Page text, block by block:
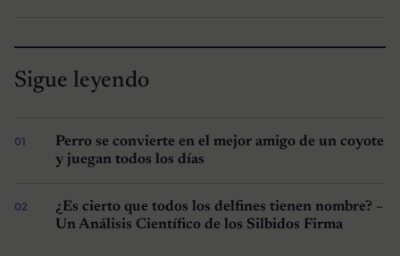
Sigue leyendo
Perro se convierte en el mejor amigo de un coyote
y juegan todos los días
¿Es cierto que todos los delfines tienen nombre? –
Un Análisis Científico de los Silbidos Firma